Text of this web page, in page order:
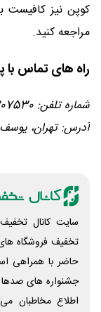
کوپن نیز کافیست
مراجعه کنید.
راه های تماس با
شماره تلفن: 02191307530
آدرس: تهران، یوسف
سایت کانال
تخفیف فروشگاه
حاضر با همراهی
جشنواره های صدها
اطلاع مخاطبان